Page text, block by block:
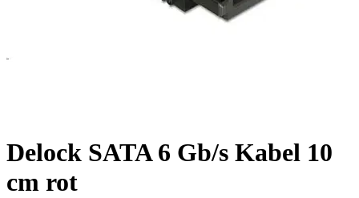
Delock SATA 6 Gb/s Kabel 10
cm rot